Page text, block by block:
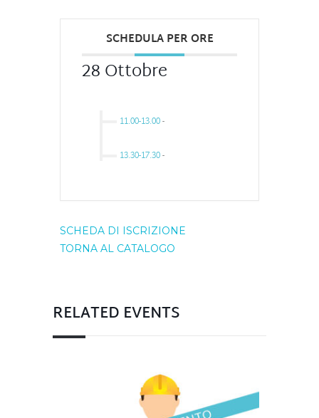
SCHEDULA PER ORE
28 Ottobre
11.00-13.00-
13.30-17.30-
SCHEDA DI ISCRIZIONE
TORNA AL CATALOGO
RELATED EVENTS